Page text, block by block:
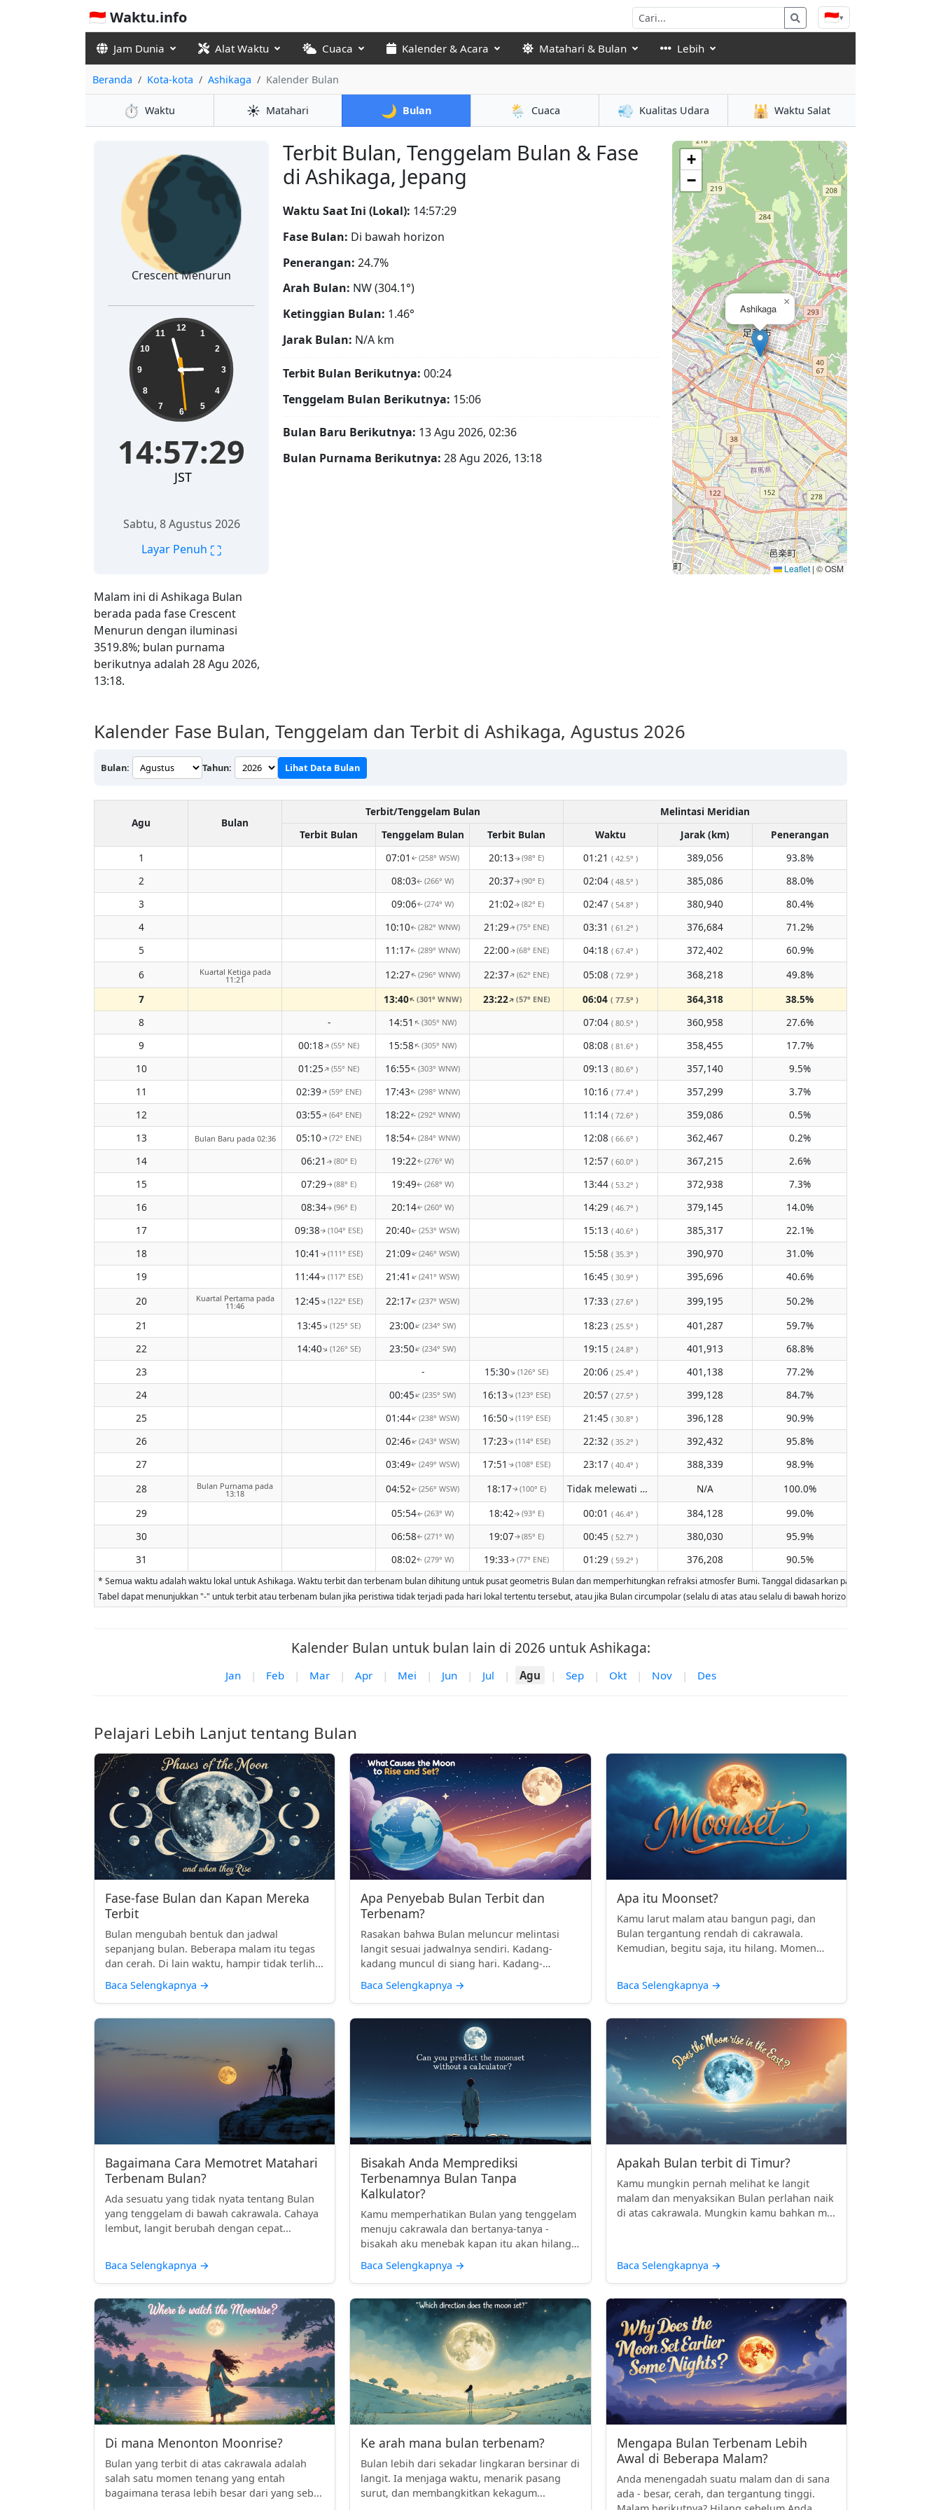
🇮🇩 Waktu.info 🇮🇩▾
Jam Dunia Alat Waktu Cuaca Kalender & Acara Matahari & Bulan Lebih
Beranda Kota-kota Ashikaga Kalender Bulan
⏱️ Waktu ☀️ Matahari 🌙 Bulan 🌦️ Cuaca 💨 Kualitas Udara 🕌 Waktu Salat
Terbit Bulan, Tenggelam Bulan & Fase
di Ashikaga, Jepang
Malam ini di Ashikaga Bulan
berada pada fase Crescent
Menurun dengan iluminasi
3519.8%; bulan purnama
berikutnya adalah 28 Agu 2026,
13:18.
🌘
Crescent Menurun
14:57:30 12
1
2
3
4
5
6
7
8
9
10
11
14:57:30
JST
Sabtu, 8 Agustus 2026
Layar Penuh ⛶
Waktu Saat Ini (Lokal): 14:57:30
Fase Bulan: Di bawah horizon
Penerangan: 24.7%
Arah Bulan: NW (304.1°)
Ketinggian Bulan: 1.46°
Jarak Bulan: N/A km
Terbit Bulan Berikutnya: 00:24
Tenggelam Bulan Berikutnya: 15:06
Bulan Baru Berikutnya: 13 Agu 2026, 02:36
Bulan Purnama Berikutnya: 28 Agu 2026, 13:18
Ashikaga
×
+
−
Leaflet | © OSM
Kalender Fase Bulan, Tenggelam dan Terbit di Ashikaga, Agustus 2026
Bulan: Tahun: Lihat Data Bulan
Agu Bulan
Terbit/Tenggelam Bulan
Melintasi Meridian
Terbit Bulan
Tenggelam Bulan Terbit Bulan Waktu Jarak (km)
Penerangan
1
07:01 ↑(258° WSW) 20:13↑(98° E) 01:21 ( 42.5° ) 389,056
93.8%
2
08:03↑(266° W) 20:37↑ (90° E) 02:04 ( 48.5° ) 385,086
88.0%
3
09:06↑(274° W) 21:02↑(82° E) 02:47 ( 54.8° ) 380,940
80.4%
4
10:10↑(282° WNW) 21:29↑(75° ENE) 03:31 ( 61.2° ) 376,684
71.2%
5
11:17↑(289° WNW) 22:00↑(68° ENE) 04:18 ( 67.4° ) 372,402
60.9%
6
Kuartal Ketiga pada
11:21 12:27↑(296° WNW) 22:37↑(62° ENE) 05:08 ( 72.9° ) 368,218
49.8%
7
13:40↑(301° WNW) 23:22↑(57° ENE) 06:04 ( 77.5° ) 364,318
38.5%
8
- 14:51↑(305° NW) 07:04 ( 80.5° ) 360,958
27.6%
9
00:18↑(55° NE) 15:58↑(305° NW) 08:08 ( 81.6° ) 358,455
17.7%
10
01:25↑(55° NE) 16:55↑(303° WNW) 09:13 ( 80.6° ) 357,140
9.5%
11
02:39↑(59° ENE) 17:43↑(298° WNW) 10:16 ( 77.4° ) 357,299
3.7%
12
03:55↑(64° ENE) 18:22↑(292° WNW) 11:14 ( 72.6° ) 359,086
0.5%
13
Bulan Baru pada 02:36 05:10↑(72° ENE) 18:54↑(284° WNW) 12:08 ( 66.6° ) 362,467
0.2%
14
06:21 ↑(80° E) 19:22↑(276° W) 12:57 ( 60.0° ) 367,215
2.6%
15
07:29↑(88° E) 19:49↑(268° W) 13:44 ( 53.2° ) 372,938
7.3%
16
08:34↑(96° E) 20:14↑(260° W) 14:29 ( 46.7° ) 379,145
14.0%
17
09:38↑(104° ESE) 20:40↑(253° WSW) 15:13 ( 40.6° ) 385,317
22.1%
18
10:41 ↑(111° ESE) 21:09↑(246° WSW) 15:58 ( 35.3° ) 390,970
31.0%
19
11:44↑(117° ESE) 21:41 ↑(241° WSW) 16:45 ( 30.9° ) 395,696
40.6%
20
Kuartal Pertama pada
11:46 12:45↑(122° ESE) 22:17↑(237° WSW) 17:33 ( 27.6° ) 399,195
50.2%
21
13:45↑(125° SE) 23:00↑(234° SW) 18:23 ( 25.5° ) 401,287
59.7%
22
14:40↑(126° SE) 23:50↑(234° SW) 19:15 ( 24.8° ) 401,913
68.8%
23
- 15:30↑(126° SE) 20:06 ( 25.4° ) 401,138
77.2%
24
00:45↑(235° SW) 16:13↑(123° ESE) 20:57 ( 27.5° ) 399,128
84.7%
25
01:44↑(238° WSW) 16:50↑(119° ESE) 21:45 ( 30.8° ) 396,128
90.9%
26
02:46↑(243° WSW) 17:23↑(114° ESE) 22:32 ( 35.2° ) 392,432
95.8%
27
03:49↑(249° WSW) 17:51 ↑(108° ESE) 23:17 ( 40.4° ) 388,339
98.9%
28
Bulan Purnama pada
13:18 04:52↑(256° WSW) 18:17↑(100° E) Tidak melewati meridian ( N/A )N/A
100.0%
29
05:54↑(263° W) 18:42↑(93° E) 00:01 ( 46.4° ) 384,128
99.0%
30
06:58↑(271° W) 19:07↑(85° E) 00:45 ( 52.7° ) 380,030
95.9%
31
08:02↑(279° W) 19:33↑(77° ENE) 01:29 ( 59.2° ) 376,208 90.5%
* Semua waktu adalah waktu lokal untuk Ashikaga. Waktu terbit dan terbenam bulan dihitung untuk pusat geometris Bulan dan memperhitungkan refraksi atmosfer Bumi. Tanggal didasarkan pada kalender
Tabel dapat menunjukkan "-" untuk terbit atau terbenam bulan jika peristiwa tidak terjadi pada hari lokal tertentu tersebut, atau jika Bulan circumpolar (selalu di atas atau selalu di bawah horizon). Dua terbit atau
Kalender Bulan untuk bulan lain di 2026 untuk Ashikaga:
Jan | Feb | Mar | Apr | Mei | Jun | Jul | Agu | Sep | Okt | Nov | Des
Pelajari Lebih Lanjut tentang Bulan
Fase-fase Bulan dan Kapan Mereka
Terbit
Bulan mengubah bentuk dan jadwal
sepanjang bulan. Beberapa malam itu tegas
dan cerah. Di lain waktu, hampir tidak terlih...
Baca Selengkapnya →
Apa Penyebab Bulan Terbit dan
Terbenam?
Rasakan bahwa Bulan meluncur melintasi
langit sesuai jadwalnya sendiri. Kadang-
kadang muncul di siang hari. Kadang-
kadan...
Baca Selengkapnya →
Apa itu Moonset?
Kamu larut malam atau bangun pagi, dan
Bulan tergantung rendah di cakrawala.
Kemudian, begitu saja, itu hilang. Momen
Baca Selengkapnya →
Bagaimana Cara Memotret Matahari
Terbenam Bulan?
Ada sesuatu yang tidak nyata tentang Bulan
yang tenggelam di bawah cakrawala. Cahaya
lembut, langit berubah dengan cepat...
Baca Selengkapnya →
Bisakah Anda Memprediksi
Terbenamnya Bulan Tanpa
Kalkulator?
Kamu memperhatikan Bulan yang tenggelam
menuju cakrawala dan bertanya-tanya -
bisakah aku menebak kapan itu akan hilang
Baca Selengkapnya →
Apakah Bulan terbit di Timur?
Kamu mungkin pernah melihat ke langit
malam dan menyaksikan Bulan perlahan naik
di atas cakrawala. Mungkin kamu bahkan m...
Baca Selengkapnya →
Di mana Menonton Moonrise?
Bulan yang terbit di atas cakrawala adalah
salah satu momen tenang yang entah
bagaimana terasa lebih besar dari yang seb...
Ke arah mana bulan terbenam?
Bulan lebih dari sekadar lingkaran bersinar di
langit. Ia menjaga waktu, menarik pasang
surut, dan membangkitkan kekagum...
Mengapa Bulan Terbenam Lebih
Awal di Beberapa Malam?
Anda menengadah suatu malam dan di sana
ada - besar, cerah, dan tergantung tinggi.